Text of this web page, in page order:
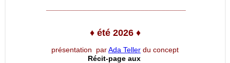
♦été 2026 ♦
présentation parAda Teller du concept
Récit-page aux